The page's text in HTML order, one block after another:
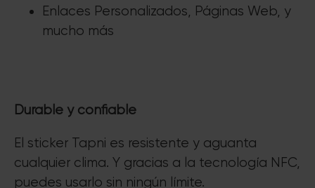
Enlaces Personalizados, Páginas Web, y
mucho más
Durable y confiable
El sticker Tapni es resistente y aguanta
cualquier clima. Y gracias a la tecnología NFC,
puedes usarlo sin ningún límite.